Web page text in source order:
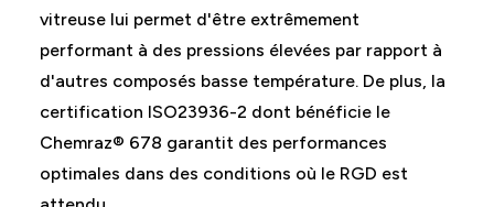
vitreuse lui permet d'être extrêmement
performant à des pressions élevées par rapport à
d'autres composés basse température. De plus, la
certification ISO23936-2 dont bénéficie le
Chemraz® 678 garantit des performances
optimales dans des conditions où le RGD est